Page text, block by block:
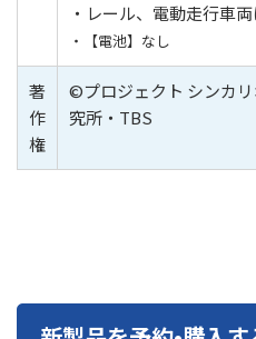
・レール、電動走行車
・【電池】なし
著
作
権
©プロジェクト シンカ
究所・TBS